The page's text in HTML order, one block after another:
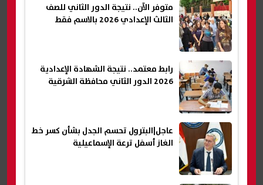
متوفر الآن.. نتيجة الدور الثاني للصف
الثالث الإعدادي 2026 بالاسم فقط
رابط معتمد.. نتيجة الشهادة الإعدادية
2026 الدور الثاني محافظة الشرقية
عاجل|البترول تحسم الجدل بشأن كسر خط
الغاز أسفل ترعة الإسماعيلية